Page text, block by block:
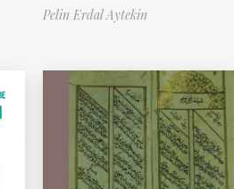
Pelin Erdal Aytekin